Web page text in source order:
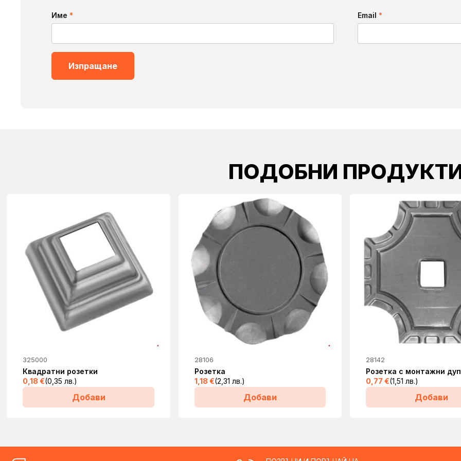
Име * Email *
ПОДОБНИ
325000
Квадратни розетки
0,18€(0,35 лв.)
Добави
This
product
has
may
28106
Розетка
1,18 €(2,31 лв.)
Добави
28142
Розетка с монтажни
0,77 €(1,51 лв.)
Добави